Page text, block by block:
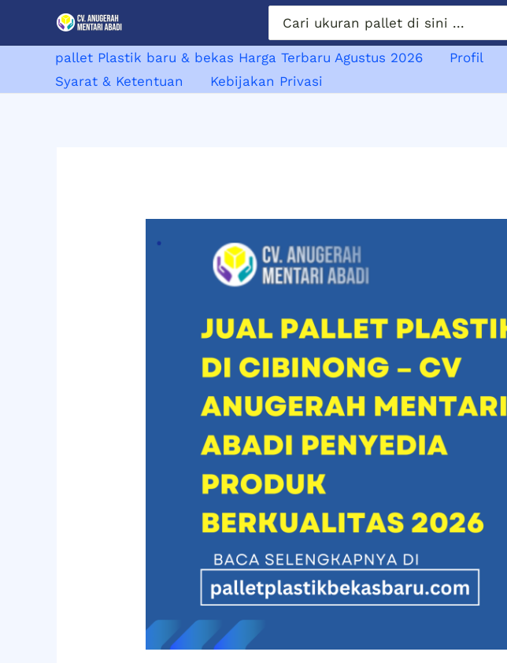
for:
pallet Plastik baru & bekas Harga Terbaru Agustus 2026 Profil
Syarat & Ketentuan
Kebijakan Privasi